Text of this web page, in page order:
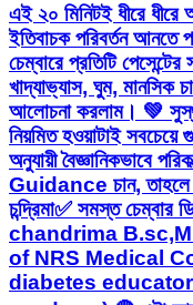
এই ২০ মিনিটই ধীরে ধীরে
ইতিবাচক পরিবর্তন আনতে
চেম্বারে প্রতিটি
খাদ্যাভ্যাস, ঘুম, মানসিক
আলোচনা করলাম। 💚 সুস্থ
নিয়মিত হওয়াটাই
অনুযায়ী
Guidance চান, তাহলে
চন্দ্রিমা✅ সমস্ত
chandrima
of NRS Medical
diabetes